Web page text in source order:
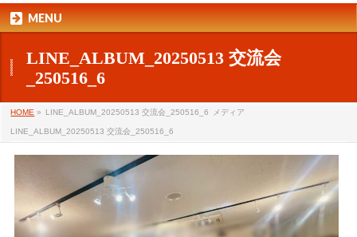
MENU
LINE_ALBUM_20250513 交流会
_250516_6
HOME » LINE_ALBUM_20250513 交流会_250516_6 メディア
LINE_ALBUM_20250513 交流会_250516_6